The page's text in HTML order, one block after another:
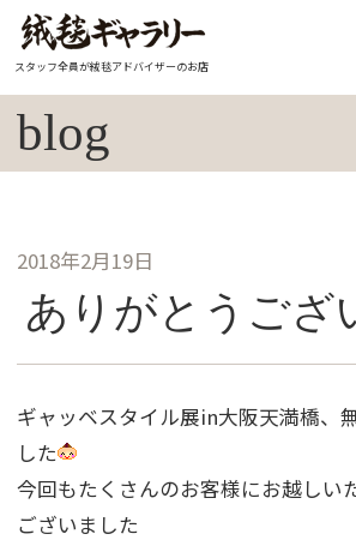
スタッフ全員が絨毯アドバイザーのお店
blog
2018年2月19日
ありがとうござ
ギャッベスタイル展in大阪天満橋、
した
今回もたくさんのお客様にお越しい
ございました